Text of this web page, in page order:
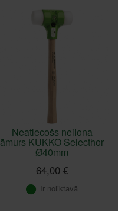
Neatlecošs neilona
āmurs KUKKO Selecthor
Ø40mm
64,00 €
Ir noliktavā